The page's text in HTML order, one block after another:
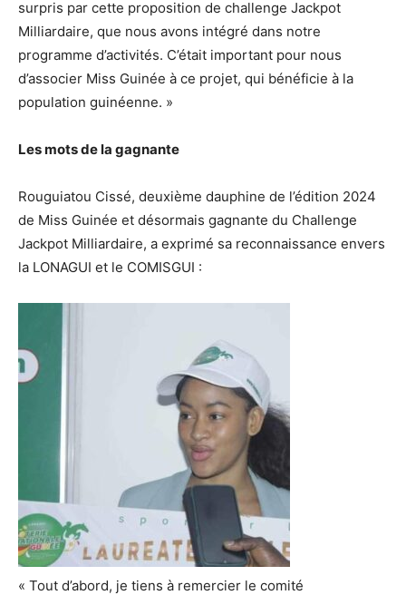
surpris par cette proposition de challenge Jackpot
Milliardaire, que nous avons intégré dans notre
programme d’activités. C’était important pour nous
d’associer Miss Guinée à ce projet, qui bénéficie à la
population guinéenne. »
Les mots de la gagnante
Rouguiatou Cissé, deuxième dauphine de l’édition 2024
de Miss Guinée et désormais gagnante du Challenge
Jackpot Milliardaire, a exprimé sa reconnaissance envers
la LONAGUI et le COMISGUI :
« Tout d’abord, je tiens à remercier le comité